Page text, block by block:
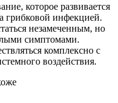
которое развивается
грибковой инфекцией.
незамеченным, но
симптомами.
комплексно с
воздействия.